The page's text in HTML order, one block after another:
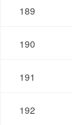
189
190
191
192